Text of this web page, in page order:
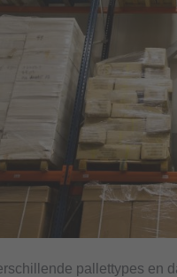
pallettypes en